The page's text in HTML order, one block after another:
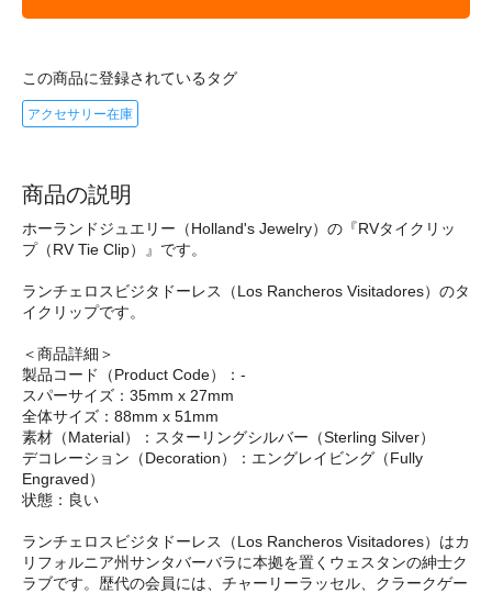
この商品に登録されているタグ
アクセサリー在庫
商品の説明
ホーランドジュエリー（Holland's Jewelry）の『RVタイクリッ
プ（RV Tie Clip）』です。
ランチェロスビジタドーレス（Los Rancheros Visitadores）のタ
イクリップです。
＜商品詳細＞
製品コード（Product Code）：-
スパーサイズ：35mm x 27mm
全体サイズ：88mm x 51mm
素材（Material）：スターリングシルバー（Sterling Silver）
デコレーション（Decoration）：エングレイビング（Fully
Engraved）
状態：良い
ランチェロスビジタドーレス（Los Rancheros Visitadores）はカ
リフォルニア州サンタバーバラに本拠を置くウェスタンの紳士ク
ラブです。歴代の会員には、チャーリーラッセル、クラークゲー